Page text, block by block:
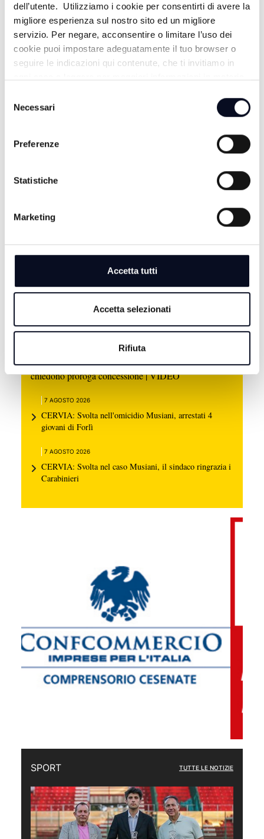
dell’utente. Utilizziamo i cookie per consentirti di avere la
migliore esperienza sul nostro sito ed un migliore
servizio. Per negare, acconsentire o limitare l’uso dei
cookie puoi impostare adeguatamente il tuo browser o
seguire le indicazioni qui contenute, che ti invitiamo in
delNecessari
Preferenze
Statistiche
Marketing
Accetta tutti
Accetta selezionati
Rifiuta
RIMINI: Ex Delfinario in stallo da 6 anni, gestori
chiedono proroga concessione | VIDEO
7 AGOSTO 2026
CERVIA: Svolta nell'omicidio Musiani, arrestati 4
giovani di Forlì
7 AGOSTO 2026
CERVIA: Svolta nel caso Musiani, il sindaco ringrazia i
Carabinieri
SPORT TUTTE LE NOTIZIE